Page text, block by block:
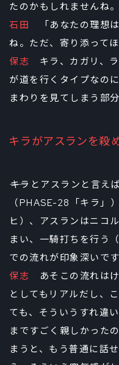
たのかもしれませんね。
石田 「あなたの理想
ね。ただ、寄り添って
保志 キラ、カガリ、
が道を行くタイプなの
まわりを見てしまう部
キラがアスランを殺
――キラとアスランと言
（PHASE-28「キラ」
ヒ）、アスランはニコ
まい、一騎打ちを行う
での流れが印象深いです
保志 あそこの流れは
としてもリアルだし、
ても、そういうすれ違
まですごく親しかった
まうと、もう普通に話